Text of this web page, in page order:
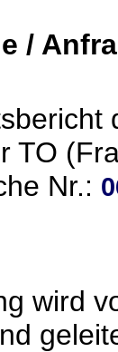
/
TO
Nr.:
wird